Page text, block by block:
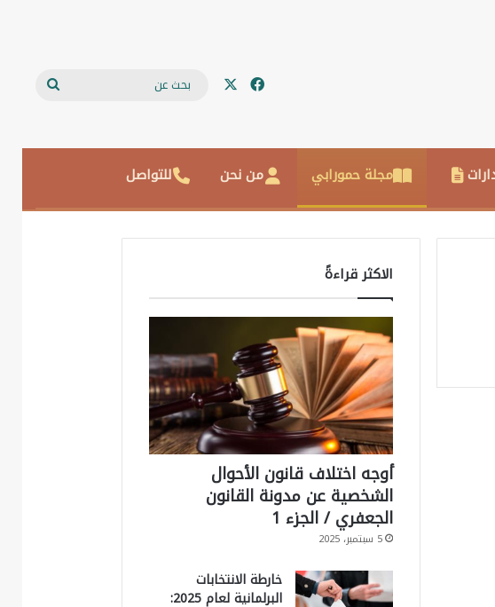
فيسبوك
مجلة حمورابي من نحن للتواصل
الاكثر قراءةً
أوجه اختلاف قانون الأحوال
الشخصية عن مدونة القانون
الجعفري / الجزء 1
5 سبتمبر، 2025
خارطة الانتخابات
البرلمانية لعام 2025: